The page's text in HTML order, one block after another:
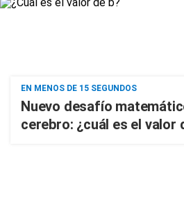
EN MENOS DE 15 SEGUNDOS
Nuevo desafío
cerebro: ¿cuál es el valor